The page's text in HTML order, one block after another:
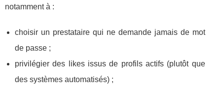
notamment à :
choisir un prestataire qui ne demande jamais de mot
de passe ;
privilégier des likes issus de profils actifs (plutôt que
des systèmes automatisés) ;